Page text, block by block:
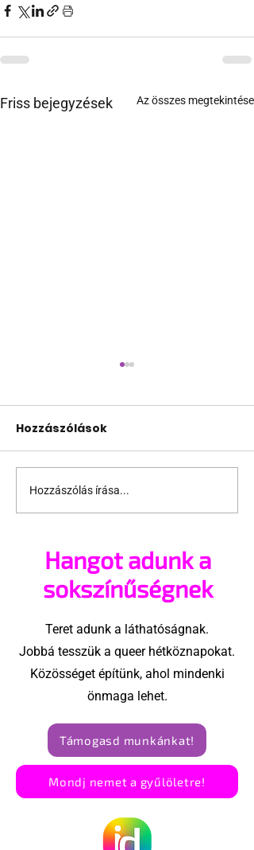
Friss bejegyzések Az összes megtekintése
Visszatért a
Spartacus
Hozzászólások
Hozzászólás írása...
Hangot adunk a
sokszínűségnek
Teret adunk a láthatóságnak.
Jobbá tesszük a queer hétköznapokat.
Közösséget építünk, ahol mindenki
önmaga lehet.
Támogasd munkánkat!
Mondj nemet a gyűlöletre!